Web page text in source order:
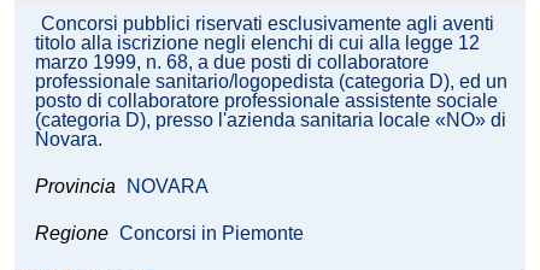
Concorsi pubblici riservati esclusivamente agli aventi
titolo alla iscrizione negli elenchi di cui alla legge 12
marzo 1999, n. 68, a due posti di collaboratore
professionale sanitario/logopedista (categoria D), ed un
posto di collaboratore professionale assistente sociale
(categoria D), presso l'azienda sanitaria locale «NO» di
Novara.
Provincia NOVARA
Regione Concorsi in Piemonte